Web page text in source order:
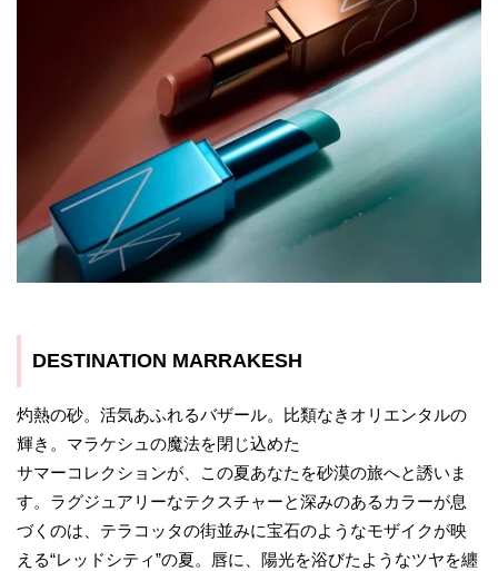
DESTINATION MARRAKESH
灼熱の砂。活気あふれるバザール。比類なきオリエンタルの
輝き。マラケシュの魔法を閉じ込めた
サマーコレクションが、この夏あなたを砂漠の旅へと誘いま
す。ラグジュアリーなテクスチャーと深みのあるカラーが息
づくのは、テラコッタの街並みに宝石のようなモザイクが映
える“レッドシティ”の夏。唇に、陽光を浴びたようなツヤを纏